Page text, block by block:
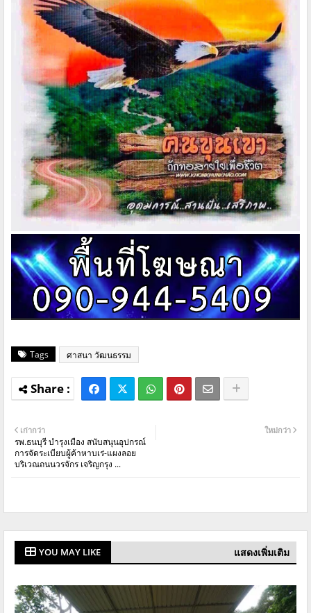
Tags ศาสนา วัฒนธรรม
ใหม่กว่า
เก่ากว่า
รพ.ธนบุรี บำรุงเมือง สนับสนุนอุปกรณ์
การจัดระเบียบผู้ค้าหาบเร่-แผงลอย
บริเวณถนนวรจักร เจริญกรุง ...
YOU MAY LIKE แสดงเพิ่มเติม